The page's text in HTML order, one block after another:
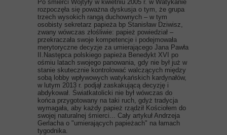
Po śmierci Wojtyły w kwietniu 2005 r. w Watykanie
rozpoczęła się poważna dyskusja o tym, że grupa
trzech wysokich rangą duchownych – w tym
osobisty sekretarz papieża bp Stanisław Dziwisz,
zwany wówczas złośliwie: papież powiedział –
przekraczała swoje kompetencje i podejmowała
merytoryczne decyzje za umierającego Jana Pawła
II.Następca polskiego papieża Benedykt XVI po
ośmiu latach swojego panowania, gdy nie był już w
stanie skutecznie kontrolować walczących między
sobą lobby wpływowych watykańskich kardynałów,
w lutym 2013 r. podjął zaskakującą decyzję i
abdykował. Światkatolicki nie był wówczas do
końca przygotowany na taki ruch, gdyż tradycja
wymagała, aby każdy papież rządził Kościołem do
swojej naturalnej śmierci... Cały artykuł Andrzeja
Gerlacha o "umierających papieżach" na łamach
tygodnika.